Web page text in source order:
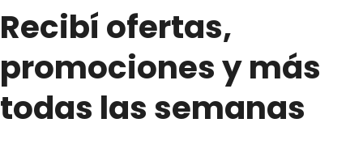
Recibí ofertas,
promociones y más
todas las semanas